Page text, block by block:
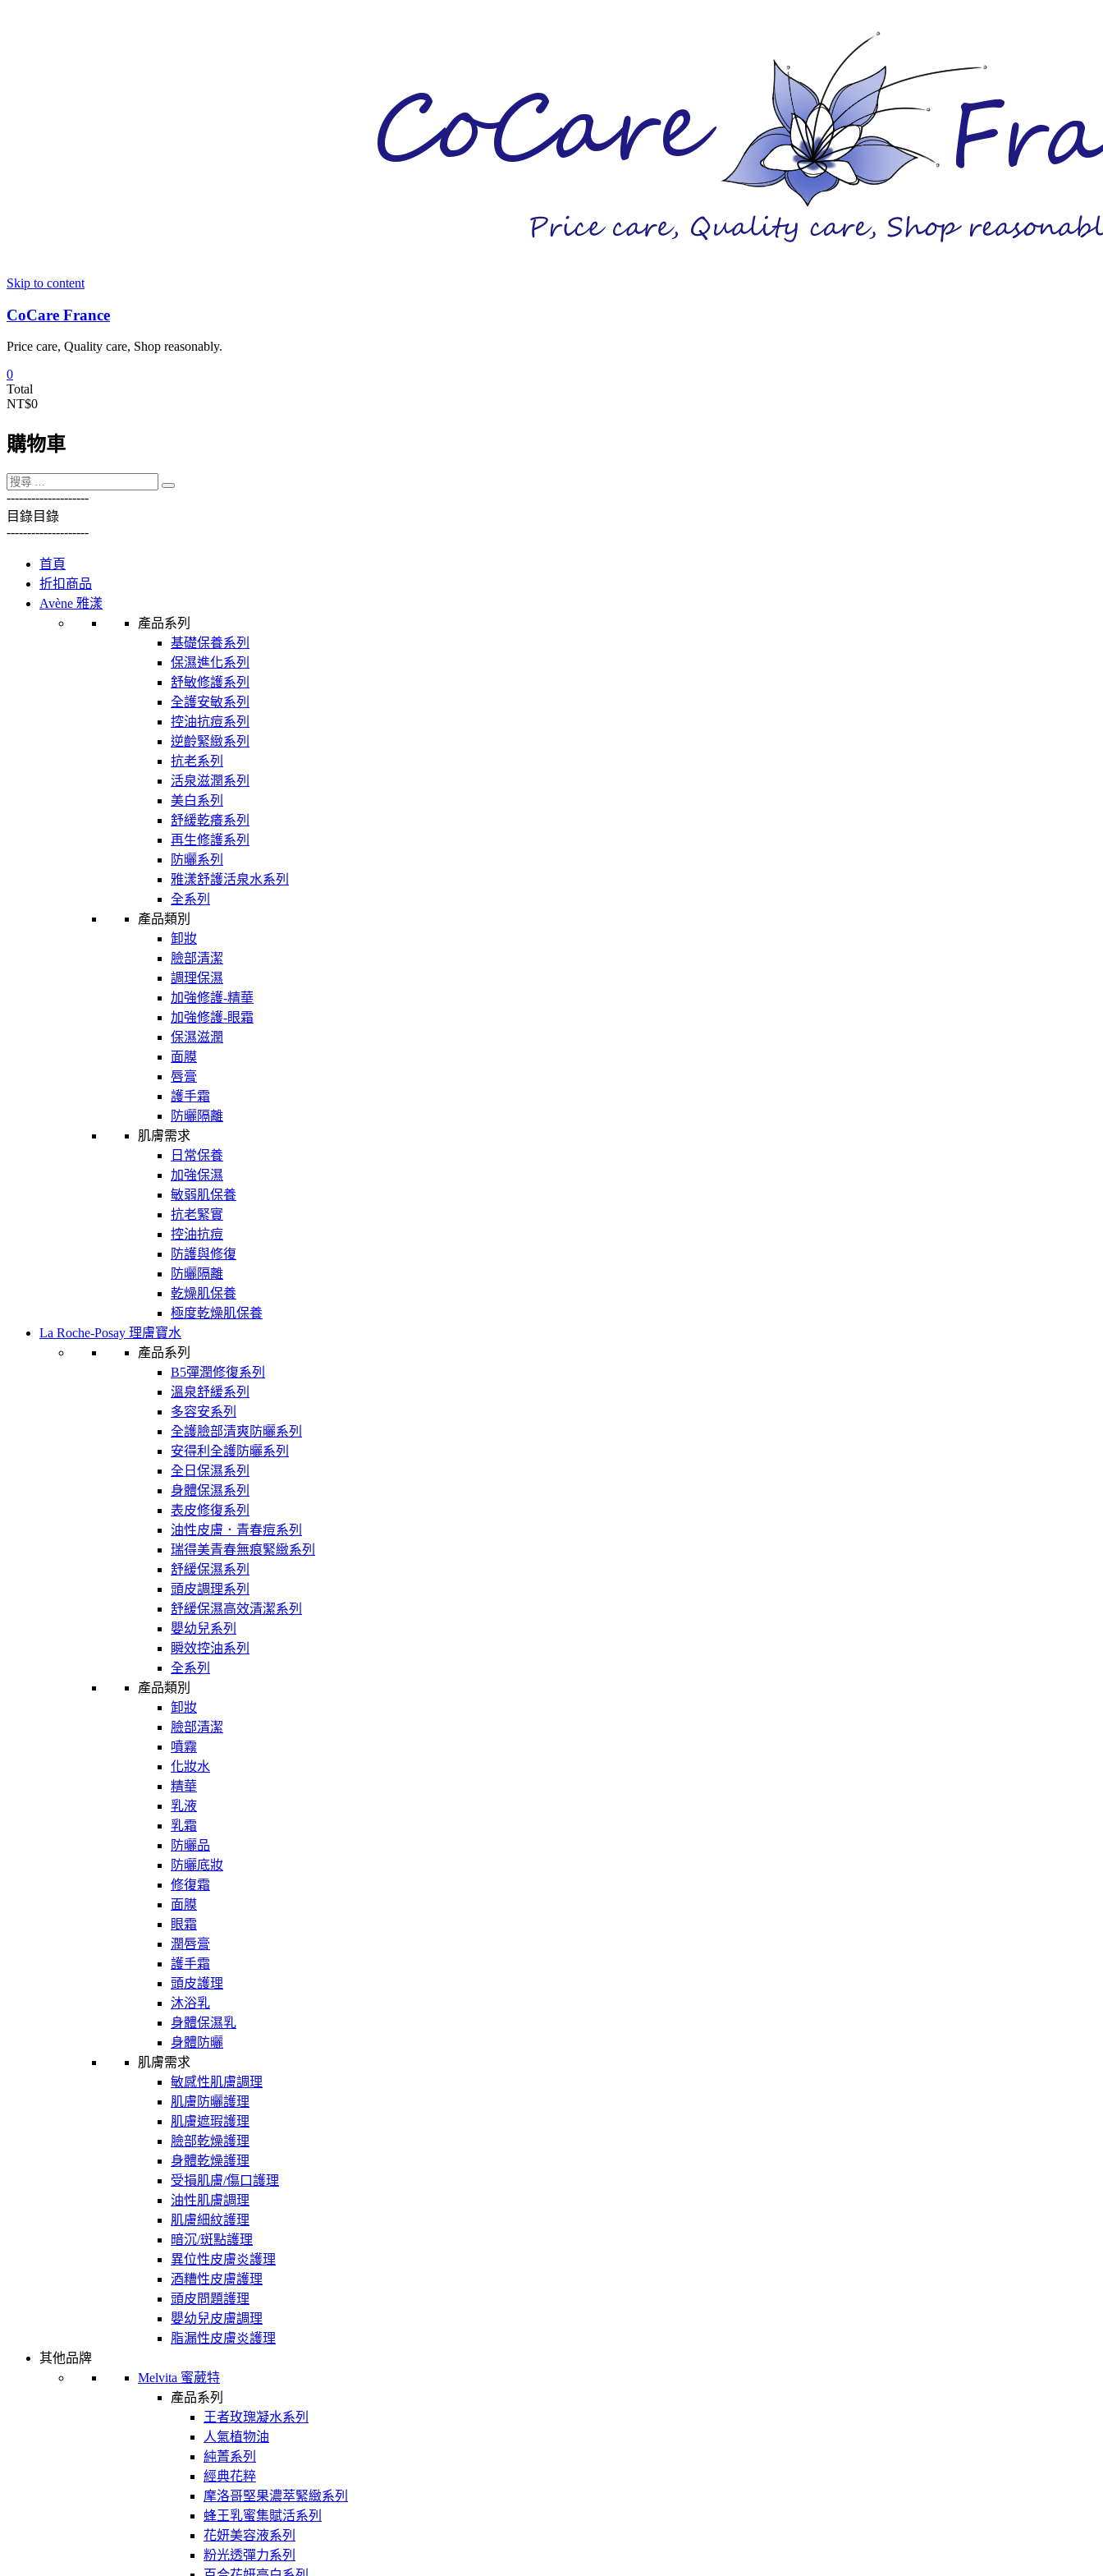
Skip to content
CoCare France
Price care, Quality care, Shop reasonably.
0
Total
NT$0
購物車
--------------------
目錄目錄
--------------------
首頁
折扣商品
Avène 雅漾
產品系列
基礎保養系列
保濕進化系列
舒敏修護系列
全護安敏系列
控油抗痘系列
逆齡緊緻系列
抗老系列
活泉滋潤系列
美白系列
舒緩乾癢系列
再生修護系列
防曬系列
雅漾舒護活泉水系列
全系列
產品類別
卸妝
臉部清潔
調理保濕
加強修護-精華
加強修護-眼霜
保濕滋潤
面膜
唇膏
護手霜
防曬隔離
肌膚需求
日常保養
加強保濕
敏弱肌保養
抗老緊實
控油抗痘
防護與修復
防曬隔離
乾燥肌保養
極度乾燥肌保養
La Roche-Posay 理膚寶水
產品系列
B5彈潤修復系列
溫泉舒緩系列
多容安系列
全護臉部清爽防曬系列
安得利全護防曬系列
全日保濕系列
身體保濕系列
表皮修復系列
油性皮膚．青春痘系列
瑞得美青春無痕緊緻系列
舒緩保濕系列
頭皮調理系列
舒緩保濕高效清潔系列
嬰幼兒系列
瞬效控油系列
全系列
產品類別
卸妝
臉部清潔
噴霧
化妝水
精華
乳液
乳霜
防曬品
防曬底妝
修復霜
面膜
眼霜
潤唇膏
護手霜
頭皮護理
沐浴乳
身體保濕乳
身體防曬
肌膚需求
敏感性肌膚調理
肌膚防曬護理
肌膚遮瑕護理
臉部乾燥護理
身體乾燥護理
受損肌膚/傷口護理
油性肌膚調理
肌膚細紋護理
暗沉/斑點護理
異位性皮膚炎護理
酒糟性皮膚護理
頭皮問題護理
嬰幼兒皮膚調理
脂漏性皮膚炎護理
其他品牌
Melvita 蜜葳特
產品系列
王者玫瑰凝水系列
人氣植物油
純菁系列
經典花粹
摩洛哥堅果濃萃緊緻系列
蜂王乳蜜集賦活系列
花妍美容液系列
粉光透彈力系列